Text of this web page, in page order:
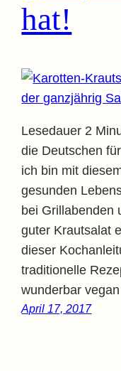
hat!
Lesedauer 2
die Deutschen
ich bin mit
gesunden
bei Grillabenden
guter Krautsalat
dieser
traditionelle
wunderbar
April 17, 2017